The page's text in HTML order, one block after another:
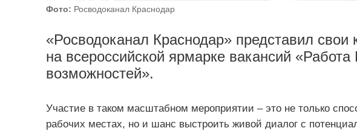
Фото: Росводоканал Краснодар
«Росводоканал Краснодар» представил
на всероссийской ярмарке вакансий
возможностей».
Участие в таком масштабном мероприятии – это не только
рабочих местах, но и шанс выстроить живой диалог с